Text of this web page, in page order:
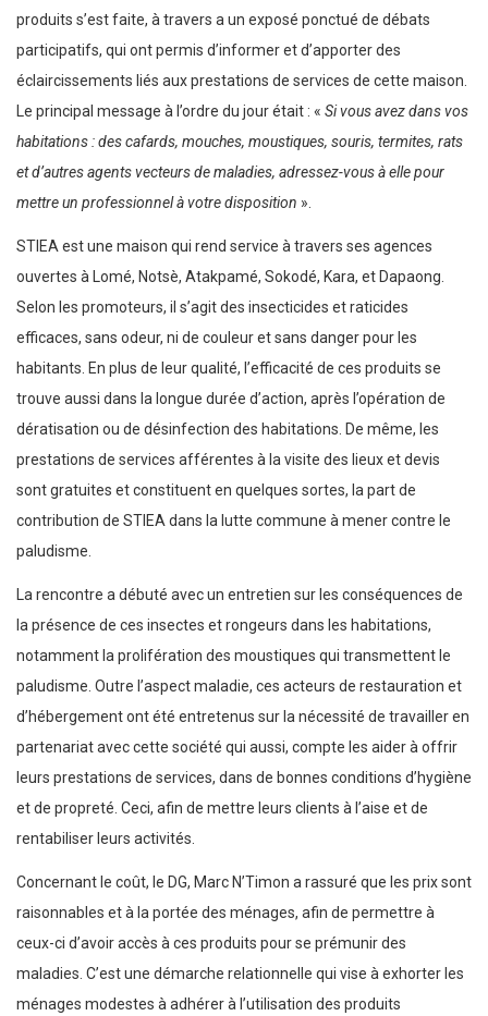
produits s’est faite, à travers a un exposé ponctué de débats
participatifs, qui ont permis d’informer et d’apporter des
éclaircissements liés aux prestations de services de cette maison.
Le principal message à l’ordre du jour était : « Si vous avez dans vos
habitations : des cafards, mouches, moustiques, souris, termites, rats
et d’autres agents vecteurs de maladies, adressez-vous à elle pour
mettre un professionnel à votre disposition ».
STIEA est une maison qui rend service à travers ses agences
ouvertes à Lomé, Notsè, Atakpamé, Sokodé, Kara, et Dapaong.
Selon les promoteurs, il s’agit des insecticides et raticides
efficaces, sans odeur, ni de couleur et sans danger pour les
habitants. En plus de leur qualité, l’efficacité de ces produits se
trouve aussi dans la longue durée d’action, après l’opération de
dératisation ou de désinfection des habitations. De même, les
prestations de services afférentes à la visite des lieux et devis
sont gratuites et constituent en quelques sortes, la part de
contribution de STIEA dans la lutte commune à mener contre le
paludisme.
La rencontre a débuté avec un entretien sur les conséquences de
la présence de ces insectes et rongeurs dans les habitations,
notamment la prolifération des moustiques qui transmettent le
paludisme. Outre l’aspect maladie, ces acteurs de restauration et
d’hébergement ont été entretenus sur la nécessité de travailler en
partenariat avec cette société qui aussi, compte les aider à offrir
leurs prestations de services, dans de bonnes conditions d’hygiène
et de propreté. Ceci, afin de mettre leurs clients à l’aise et de
rentabiliser leurs activités.
Concernant le coût, le DG, Marc N’Timon a rassuré que les prix sont
raisonnables et à la portée des ménages, afin de permettre à
ceux-ci d’avoir accès à ces produits pour se prémunir des
maladies. C’est une démarche relationnelle qui vise à exhorter les
ménages modestes à adhérer à l’utilisation des produits